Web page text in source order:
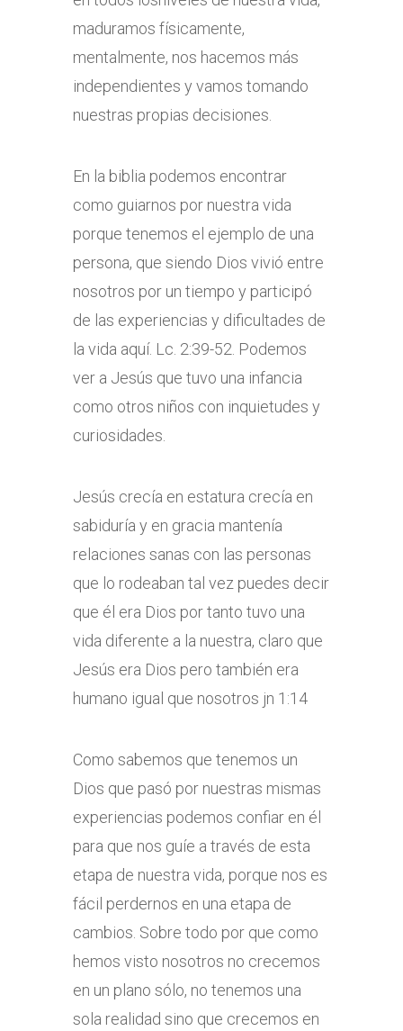
maduramos físicamente,
mentalmente, nos hacemos más
independientes y vamos tomando
nuestras propias decisiones.
En la biblia podemos encontrar
como guiarnos por nuestra vida
porque tenemos el ejemplo de una
persona, que siendo Dios vivió entre
nosotros por un tiempo y participó
de las experiencias y dificultades de
la vida aquí. Lc. 2:39-52. Podemos
ver a Jesús que tuvo una infancia
como otros niños con inquietudes y
curiosidades.
Jesús crecía en estatura crecía en
sabiduría y en gracia mantenía
relaciones sanas con las personas
que lo rodeaban tal vez puedes decir
que él era Dios por tanto tuvo una
vida diferente a la nuestra, claro que
Jesús era Dios pero también era
humano igual que nosotros jn 1:14
Como sabemos que tenemos un
Dios que pasó por nuestras mismas
experiencias podemos confiar en él
para que nos guíe a través de esta
etapa de nuestra vida, porque nos es
fácil perdernos en una etapa de
cambios. Sobre todo por que como
hemos visto nosotros no crecemos
en un plano sólo, no tenemos una
sola realidad sino que crecemos en